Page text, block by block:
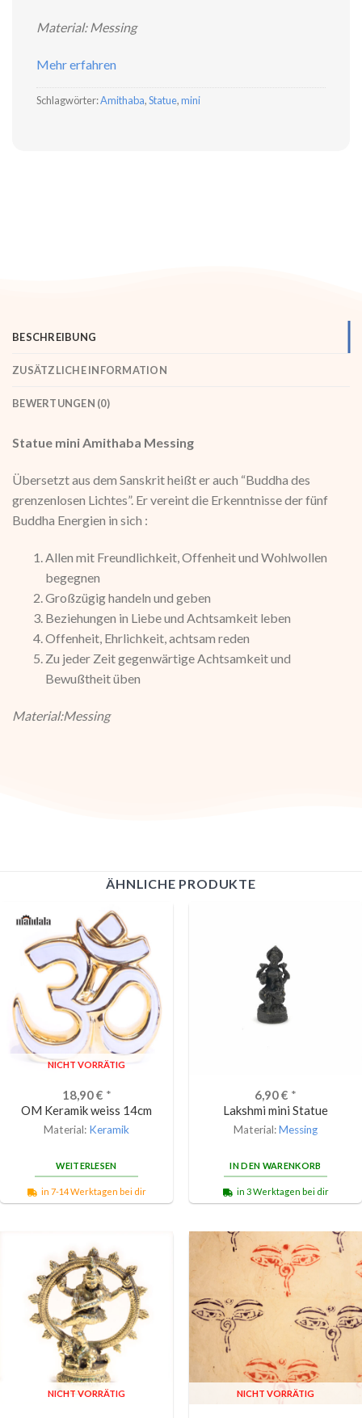
Material: Messing
Mehr erfahren
Schlagwörter:Amithaba,Statue,mini
BESCHREIBUNG
ZUSÄTZLICHE INFORMATION
BEWERTUNGEN (0)
Statue mini Amithaba Messing
Übersetzt aus dem Sanskrit heißt er auch “Buddha des
grenzenlosen Lichtes”. Er vereint die Erkenntnisse der fünf
Buddha Energien in sich :
Allen mit Freundlichkeit, Offenheit und Wohlwollen
begegnen
Großzügig handeln und geben
Beziehungen in Liebe und Achtsamkeit leben
Offenheit, Ehrlichkeit, achtsam reden
Zu jeder Zeit gegenwärtige Achtsamkeit und
Bewußtheit üben
Material:Messing
ÄHNLICHE PRODUKTE
NICHT VORRÄTIG
18,90€ *
OM Keramik weiss 14cm
Material: Keramik
WEITERLESEN
in 7-14 Werktagen bei dir
6,90€ *
Lakshmi mini Statue
Material:Messing
IN DEN WARENKORB
in 3 Werktagen bei dir
NICHT VORRÄTIG NICHT VORRÄTIG